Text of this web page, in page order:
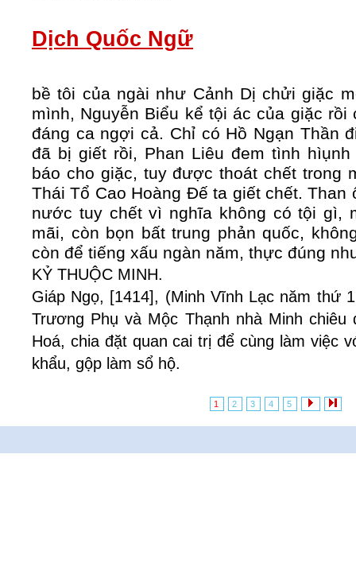
Dịch Quốc Ngữ
bề tôi của ngài như Cảnh Dị chửi giặc
mình, Nguyễn Biểu kể tội ác của giặc
đáng ca ngợi cả. Chỉ có Hồ Ngạn Thần
đã bị giết rồi, Phan Liêu đem tình
báo cho giặc, tuy được thoát chết trong
Thái Tổ Cao Hoàng Đế ta giết chết.
nước tuy chết vì nghĩa không có tội gì,
mãi, còn bọn bất trung phản quốc,
còn để tiếng xấu ngàn năm, thực đúng
KỶ THUỘC MINH.
Giáp Ngọ, [1414], (Minh Vĩnh Lạc năm thứ
Trương Phụ và Mộc Thạnh nhà Minh
Hoá, chia đặt quan cai trị để cùng làm việc
khẩu, gộp làm sổ hộ.
1 2 3 4 5